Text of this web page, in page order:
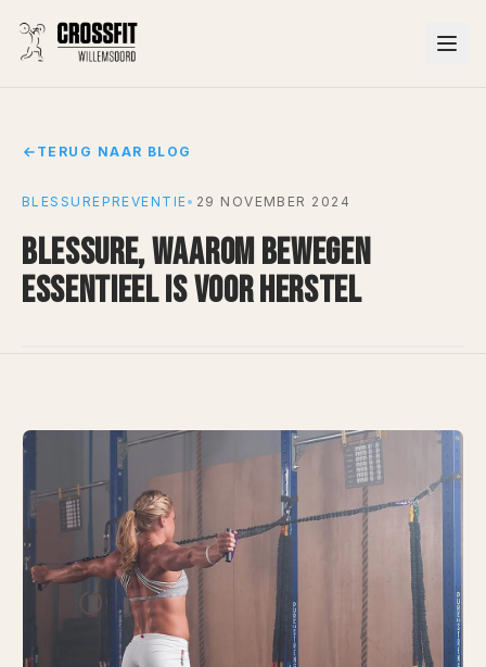
TERUG NAAR BLOG
BLESSUREPREVENTIE• 29 NOVEMBER 2024
BLESSURE, WAAROM BEWEGEN
ESSENTIEEL IS VOOR HERSTEL